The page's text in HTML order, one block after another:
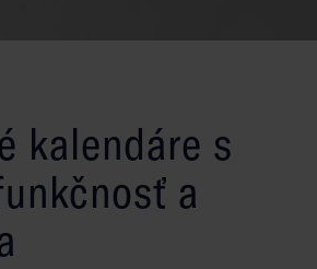
kalendáre s
a